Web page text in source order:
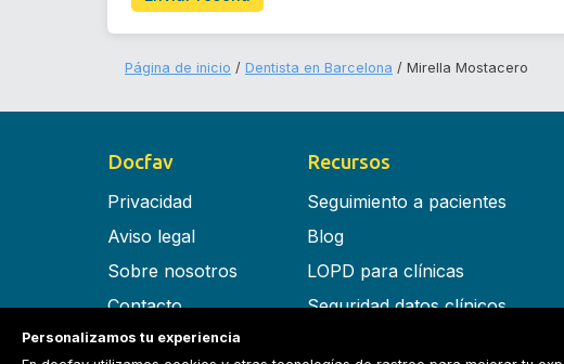
Página de inicio Dentista en Barcelona Mirella Mostacero
Docfav
Privacidad
Aviso legal
Sobre nosotros
Contacto
Términos y condiciones
Recursos
Seguimiento a pacientes
Blog
LOPD para clínicas
Seguridad datos clínicos
Personalizamos tu experiencia